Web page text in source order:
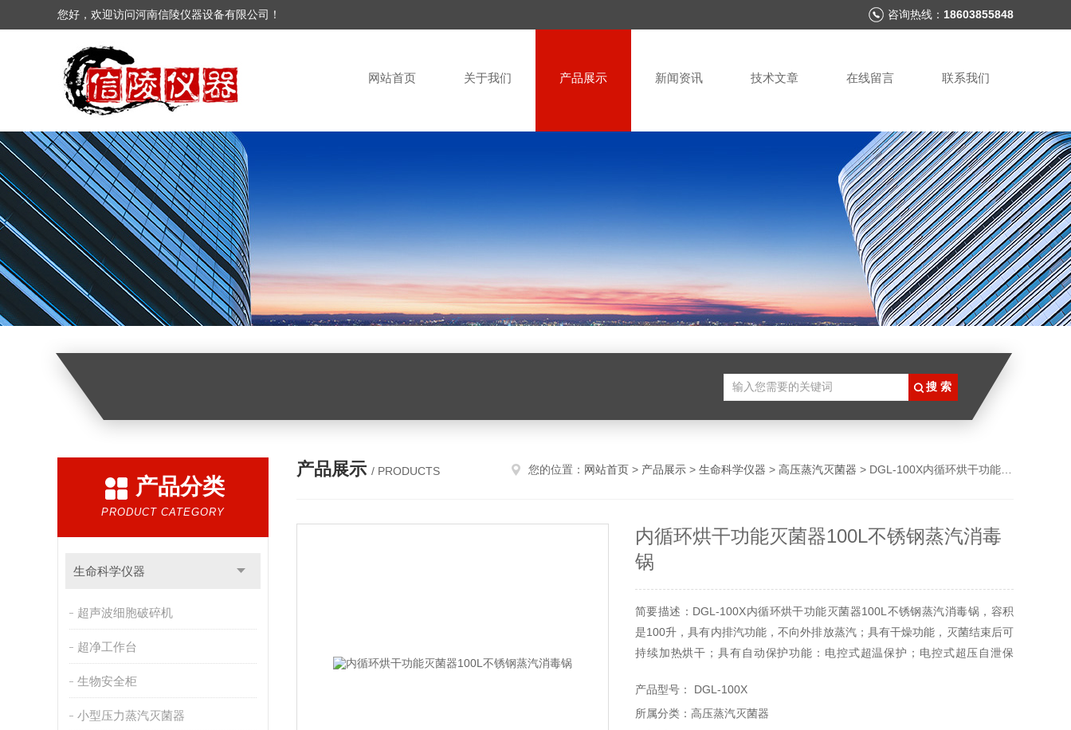
您好，欢迎访问河南信陵仪器设备有限公司！ 咨询热线： 18603855848
网站首页 关于我们 产品展示 新闻资讯 技术文章 在线留言 联系我们
产品分类
PRODUCT CATEGORY
生命科学仪器
超声波细胞破碎机
超净工作台
生物安全柜
小型压力蒸汽灭菌器
产品展示 / PRODUCTS 您的位置： 网站首页 > 产品展示 > 生命科学仪器 > 高压蒸汽灭菌器 > DGL-100X内循环烘干功能灭菌器100L不锈钢蒸汽消毒锅
内循环烘干功能灭菌器100L不锈钢蒸汽消毒
锅
简要描述：DGL-100X内循环烘干功能灭菌器100L不锈钢蒸汽消毒锅，容积
是100升，具有内排汽功能，不向外排放蒸汽；具有干燥功能，灭菌结束后可
持续加热烘干；具有自动保护功能：电控式超温保护；电控式超压自泄保
产品型号： DGL-100X
所属分类：高压蒸汽灭菌器